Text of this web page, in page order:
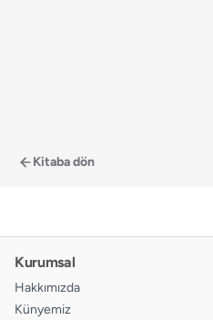
Kitaba dön
Kurumsal
Hakkımızda
Künyemiz